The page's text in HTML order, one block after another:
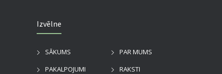
Izvēlne
SĀKUMS
PAR MUMS
PAKALPOJUMI
RAKSTI